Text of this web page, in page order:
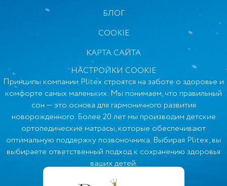
БЛОГ
COOKIE
КАРТА САЙТА
НАСТРОЙКИ COOKIE
Принципы компании Plitex строятся на заботе о здоровье и
комфорте самых маленьких. Мы понимаем, что правильный
сон — это основа для гармоничного развития
новорожденного. Более 20 лет мы производим детские
ортопедические матрасы, которые обеспечивают
оптимальную поддержку позвоночника. Выбирая Plitex, вы
выбираете ответственный подход к сохранению здоровья
ваших детей.